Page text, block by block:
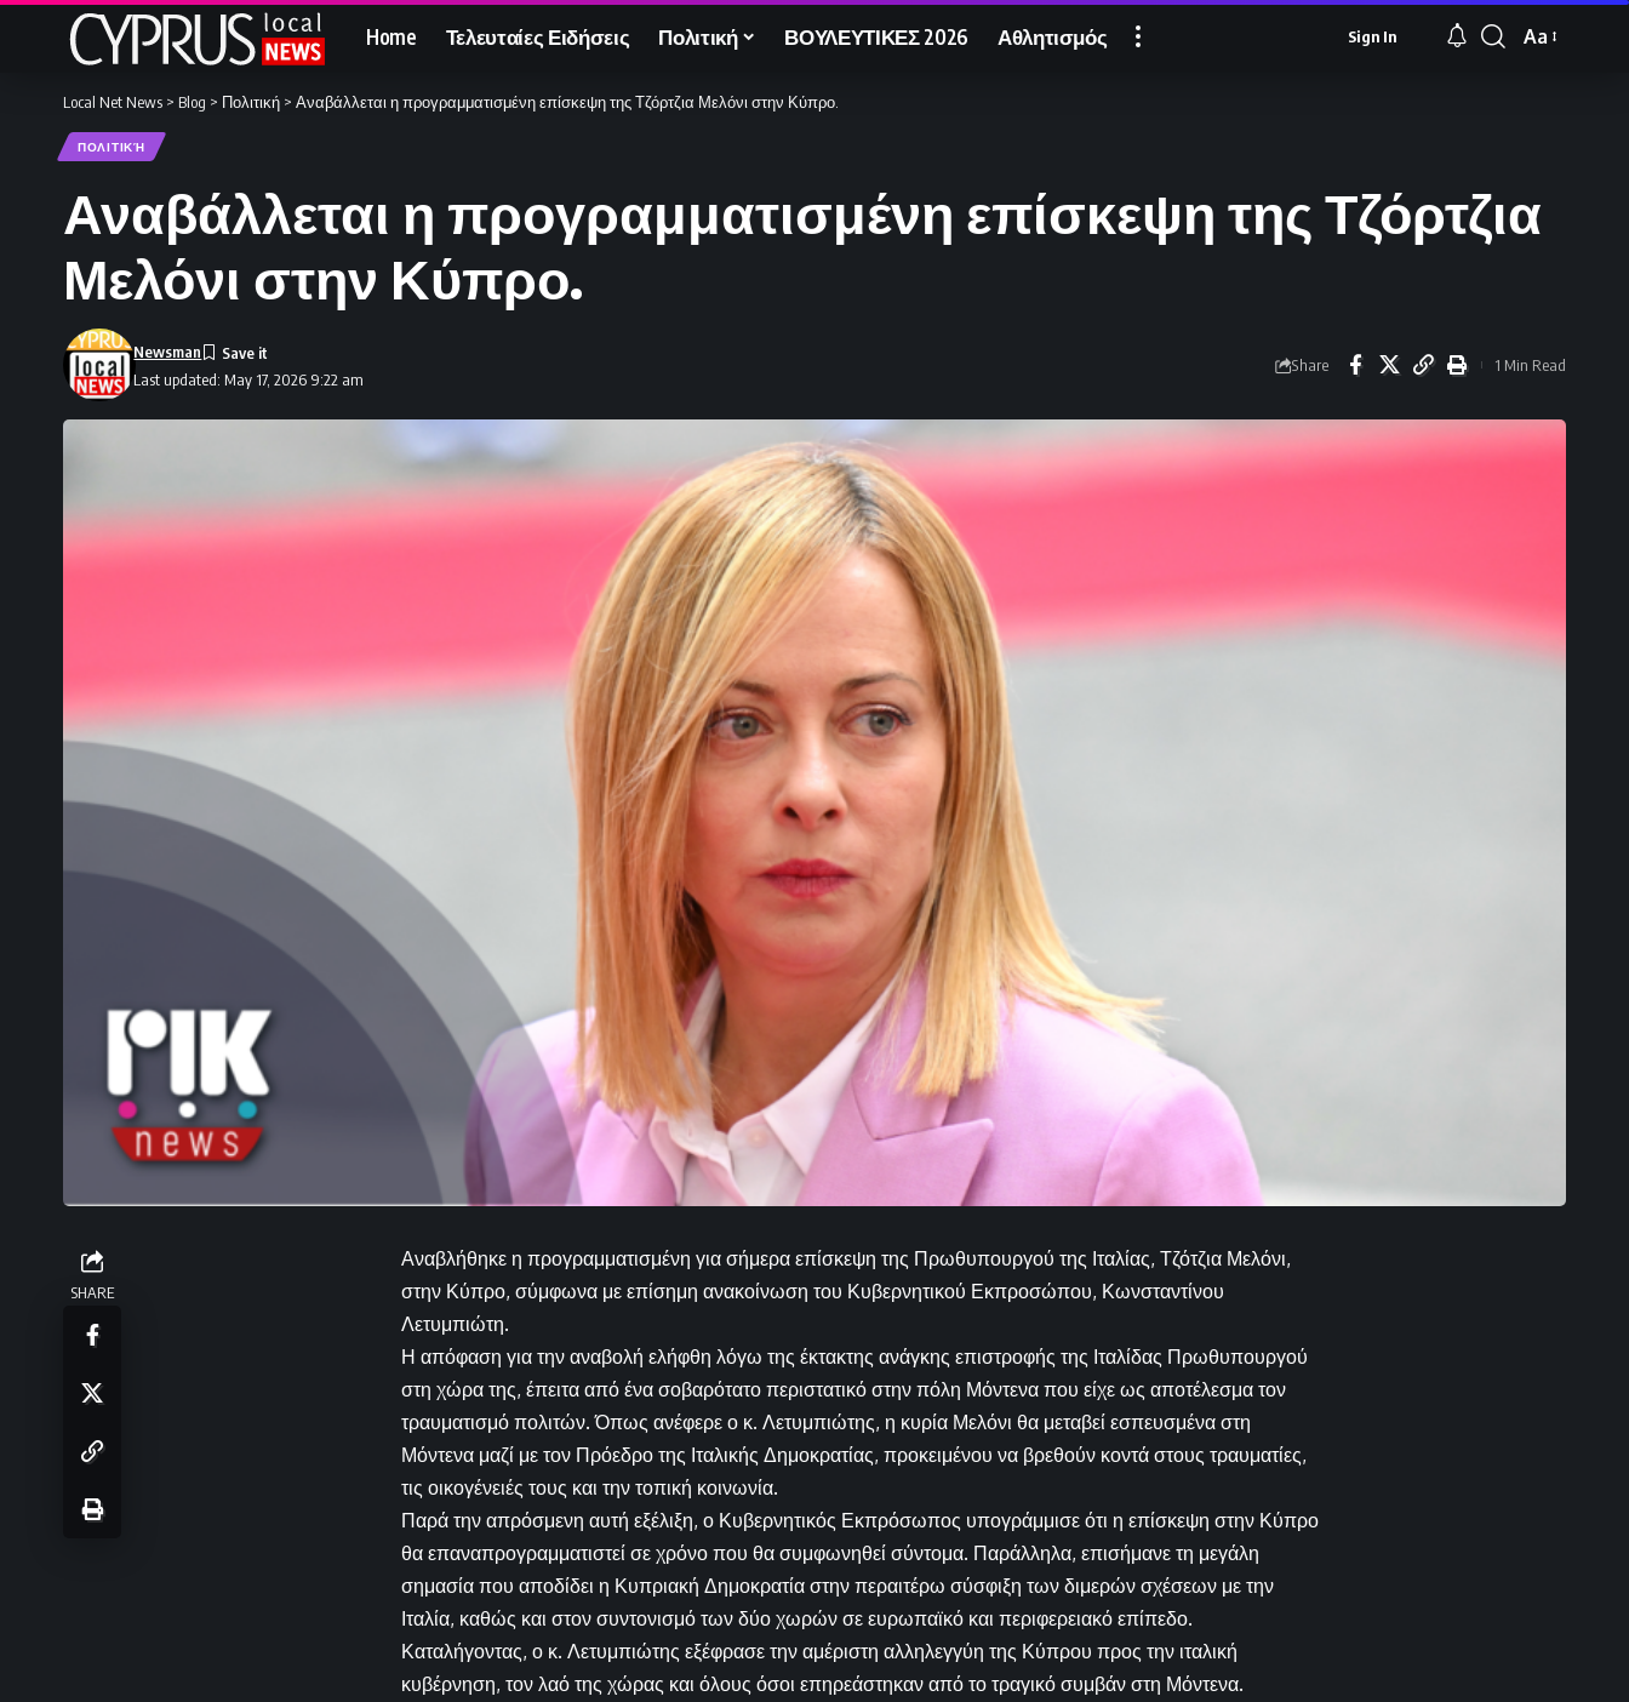
Home Τελευταίες Ειδήσεις Πολιτική ΒΟΥΛΕΥΤΙΚΕΣ 2026 Αθλητισμός Sign In
Font
Aa
Local Net News > Blog > Πολιτική > Αναβάλλεται η προγραμματισμένη επίσκεψη της Τζόρτζια Μελόνι στην Κύπρο.
ΠΟΛΙΤΙΚΉ
Αναβάλλεται η προγραμματισμένη επίσκεψη της Τζόρτζια
Μελόνι στην Κύπρο.
Last updated: May 17, 2026 9:22 am
Newsman
Share 1 Min Read
SHARE
Αναβλήθηκε η προγραμματισμένη για σήμερα επίσκεψη της Πρωθυπουργού της Ιταλίας, Τζότζια Μελόνι,
στην Κύπρο, σύμφωνα με επίσημη ανακοίνωση του Κυβερνητικού Εκπροσώπου, Κωνσταντίνου
Λετυμπιώτη.
Η απόφαση για την αναβολή ελήφθη λόγω της έκτακτης ανάγκης επιστροφής της Ιταλίδας Πρωθυπουργού
στη χώρα της, έπειτα από ένα σοβαρότατο περιστατικό στην πόλη Μόντενα που είχε ως αποτέλεσμα τον
τραυματισμό πολιτών. Όπως ανέφερε ο κ. Λετυμπιώτης, η κυρία Μελόνι θα μεταβεί εσπευσμένα στη
Μόντενα μαζί με τον Πρόεδρο της Ιταλικής Δημοκρατίας, προκειμένου να βρεθούν κοντά στους τραυματίες,
τις οικογένειές τους και την τοπική κοινωνία.
Παρά την απρόσμενη αυτή εξέλιξη, ο Κυβερνητικός Εκπρόσωπος υπογράμμισε ότι η επίσκεψη στην Κύπρο
θα επαναπρογραμματιστεί σε χρόνο που θα συμφωνηθεί σύντομα. Παράλληλα, επισήμανε τη μεγάλη
σημασία που αποδίδει η Κυπριακή Δημοκρατία στην περαιτέρω σύσφιξη των διμερών σχέσεων με την
Ιταλία, καθώς και στον συντονισμό των δύο χωρών σε ευρωπαϊκό και περιφερειακό επίπεδο.
Καταλήγοντας, ο κ. Λετυμπιώτης εξέφρασε την αμέριστη αλληλεγγύη της Κύπρου προς την ιταλική
κυβέρνηση, τον λαό της χώρας και όλους όσοι επηρεάστηκαν από το τραγικό συμβάν στη Μόντενα.